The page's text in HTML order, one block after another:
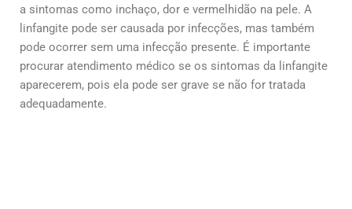
a sintomas como inchaço, dor e vermelhidão na pele. A
linfangite pode ser causada por infecções, mas também
pode ocorrer sem uma infecção presente. É importante
procurar atendimento médico se os sintomas da linfangite
aparecerem, pois ela pode ser grave se não for tratada
adequadamente.